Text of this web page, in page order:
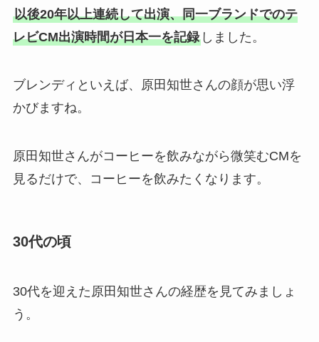
以後20年以上連続して出演、同一ブランドでのテ
レビCM出演時間が日本一を記録しました。
ブレンディといえば、原田知世さんの顔が思い浮
かびますね。
原田知世さんがコーヒーを飲みながら微笑むCMを
見るだけで、コーヒーを飲みたくなります。
30代の頃
30代を迎えた原田知世さんの経歴を見てみましょ
う。